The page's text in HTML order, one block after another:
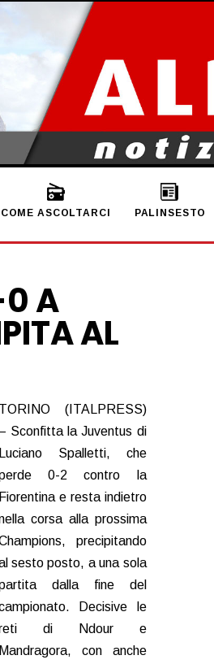
COME ASCOLTARCI PALINSESTO
0 A
AL
TORINO (ITALPRESS)
Sconfitta la Juventus di
Luciano Spalletti, che
0-2 contro la
Fiorentina e resta indietro
corsa alla prossima
precipitando
sesto posto, a una sola
dalla fine del
Decisive le
di Ndour e
Mandragora, con anche